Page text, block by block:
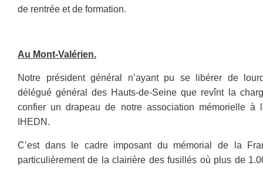
de rentrée et de formation.
Au Mont-Valérien.
Notre président général n’ayant pu se libérer de
délégué général des Hauts-de-Seine que revînt la
confier un drapeau de notre association mémorielle à
IHEDN.
C’est dans le cadre imposant du mémorial de la
particulièrement de la clairière des fusillés où plus de